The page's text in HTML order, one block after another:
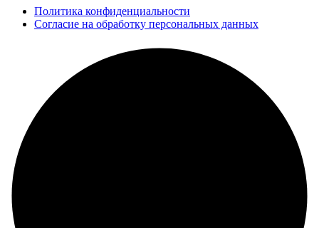
Политика конфиденциальности
Согласие на обработку персональных данных